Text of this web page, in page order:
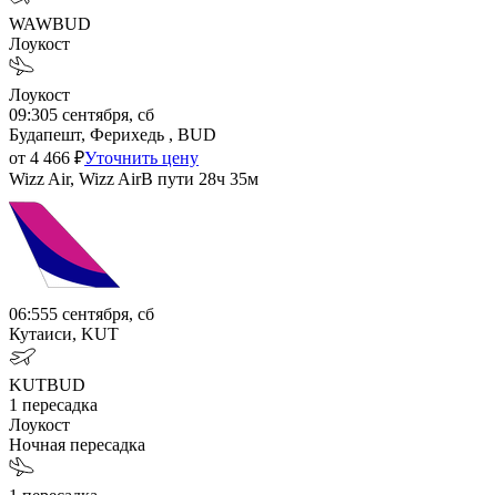
WAWBUD
Лоукост
Лоукост
09:305 сентября, сб
Будапешт, Ферихедь , BUD
от 4 466 ₽Уточнить цену
Wizz Air, Wizz AirВ пути 28ч 35м
06:555 сентября, сб
Кутаиси, KUT
KUTBUD
1 пересадка
Лоукост
Ночная пересадка